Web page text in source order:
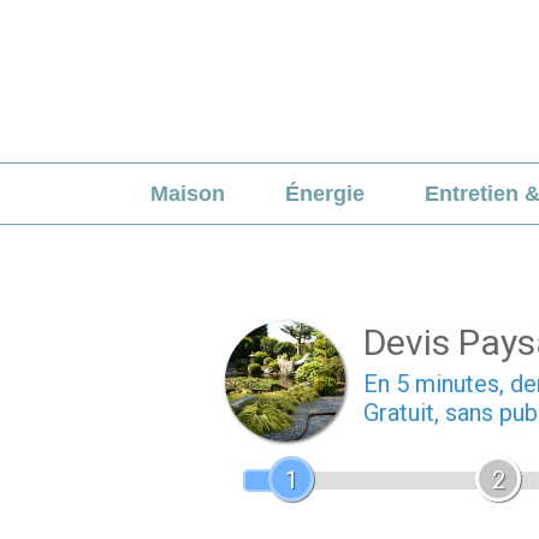
Maison Énergie Entretien
Devis
En 5 minutes,
Gratuit, sans
1 2